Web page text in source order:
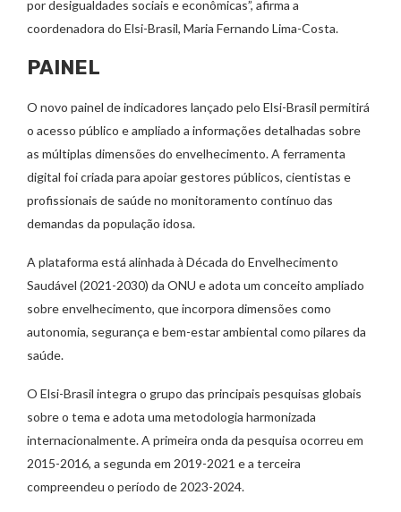
por desigualdades sociais e econômicas”, afirma a
coordenadora do Elsi-Brasil, Maria Fernando Lima-Costa.
PAINEL
O novo painel de indicadores lançado pelo Elsi-Brasil permitirá
o acesso público e ampliado a informações detalhadas sobre
as múltiplas dimensões do envelhecimento. A ferramenta
digital foi criada para apoiar gestores públicos, cientistas e
profissionais de saúde no monitoramento contínuo das
demandas da população idosa.
A plataforma está alinhada à Década do Envelhecimento
Saudável (2021-2030) da ONU e adota um conceito ampliado
sobre envelhecimento, que incorpora dimensões como
autonomia, segurança e bem-estar ambiental como pilares da
saúde.
O Elsi-Brasil integra o grupo das principais pesquisas globais
sobre o tema e adota uma metodologia harmonizada
internacionalmente. A primeira onda da pesquisa ocorreu em
2015-2016, a segunda em 2019-2021 e a terceira
compreendeu o período de 2023-2024.